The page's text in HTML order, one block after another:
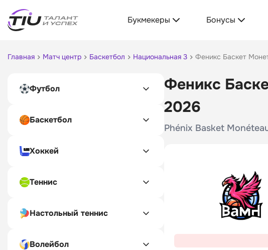
Букмекеры Бонусы
Главная Матч центр Баскетбол Национальная 3 Феникс Баскет
Футбол
Баскетбол
Хоккей
Теннис
Настольный теннис
Волейбол
Феникс
2026
Phénix Basket